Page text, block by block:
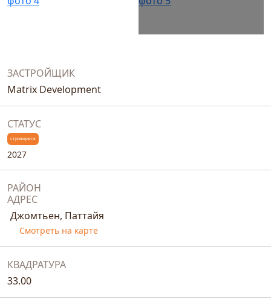
ЗАСТРОЙЩИК
Matrix Development
СТАТУС
строящиеся
2027
РАЙОН
АДРЕС
Джомтьен, Паттайя
Смотреть на карте
КВАДРАТУРА
33.00